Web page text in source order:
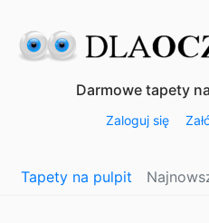
Darmowe tapety
Zaloguj się
Tapety na pulpit